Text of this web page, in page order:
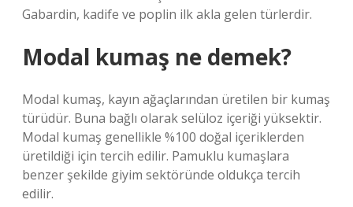
Gabardin, kadife ve poplin ilk akla gelen türlerdir.
Modal kumaş ne demek?
Modal kumaş, kayın ağaçlarından üretilen bir kumaş
türüdür. Buna bağlı olarak selüloz içeriği yüksektir.
Modal kumaş genellikle %100 doğal içeriklerden
üretildiği için tercih edilir. Pamuklu kumaşlara
benzer şekilde giyim sektöründe oldukça tercih
edilir.